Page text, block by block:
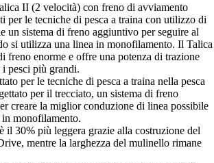
II (2 velocità) con freno di avviamento
per le tecniche di pesca a traina con utilizzo di
un sistema di freno aggiuntivo per seguire al
si utilizza una linea in monofilamento. Il Talica
freno enorme e offre una potenza di trazione
pesci più grandi.
per le tecniche di pesca a traina nella pesca
per il trecciato, un sistema di freno
creare la miglior conduzione di linea possibile
in monofilamento.
il 30% più leggera grazie alla costruzione del
mentre la larghezza del mulinello rimane